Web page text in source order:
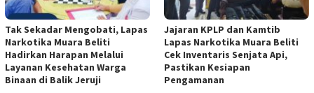
Tak Sekadar Mengobati, Lapas
Narkotika Muara Beliti
Hadirkan Harapan Melalui
Layanan Kesehatan Warga
Binaan di Balik Jeruji
Jajaran KPLP dan Kamtib
Lapas Narkotika Muara Beliti
Cek Inventaris Senjata Api,
Pastikan Kesiapan
Pengamanan